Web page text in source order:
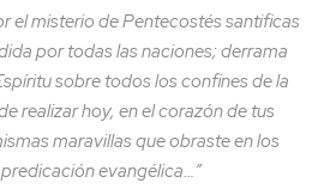
el misterio de Pentecostés santificas
por todas las naciones; derrama
sobre todos los confines de la
realizar hoy, en el corazón de tus
maravillas que obraste en los
evangélica…”